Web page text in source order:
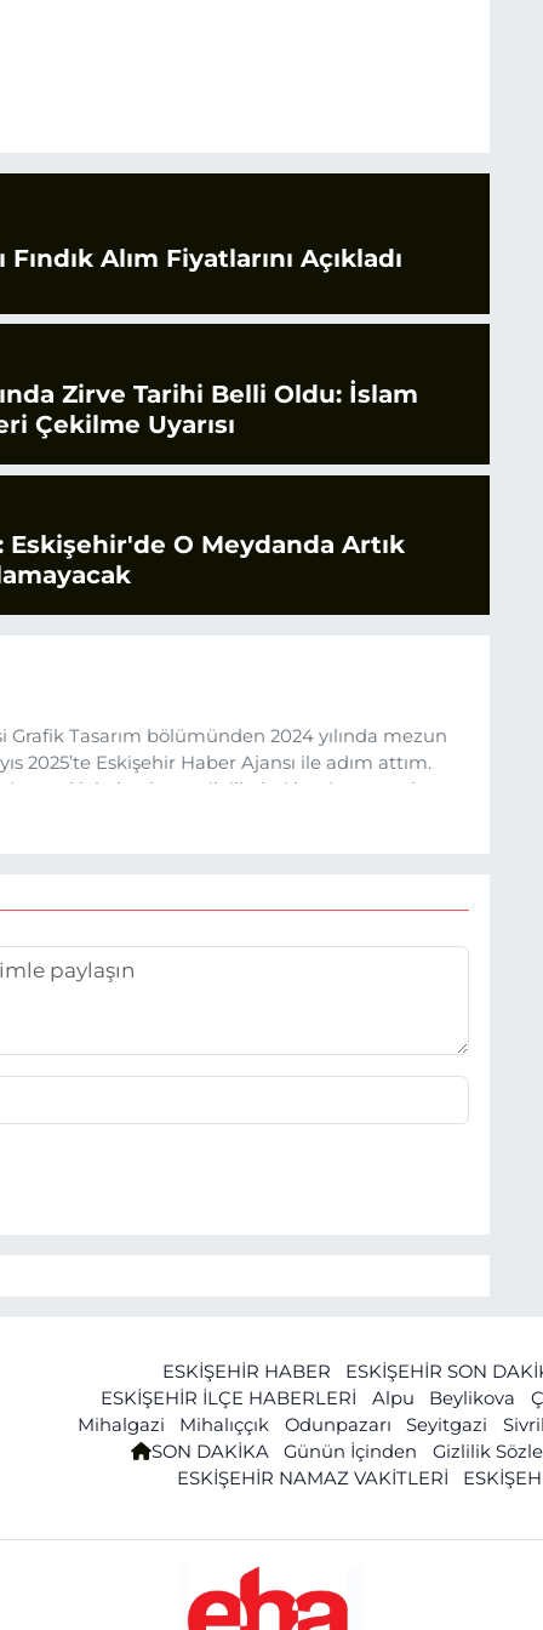
Fındık Alım Fiyatlarını Açıkladı
Zirve Tarihi Belli Oldu: İslam
Çekilme Uyarısı
Eskişehir'de O Meydanda Artık
Tasarım bölümünden 2024 yılında mezun
2025’te Eskişehir Haber Ajansı ile adım attım.
sadık kalarak ve etik ilkeleri benimseyerek,
ESKİŞEHİR HABER
ESKİŞEHİR SON
ESKİŞEHİR İLÇE HABERLERİ
Alpu Beylikova
Mihalgazi
Mihalıççık Odunpazarı Seyitgazi
SON DAKİKA
Günün İçinden
Gizlilik
ESKİŞEHİR NAMAZ VAKİTLERİ